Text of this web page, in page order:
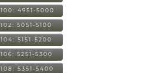
100: 4951-5000
102: 5051-5100
104: 5151-5200
106: 5251-5300
108: 5351-5400